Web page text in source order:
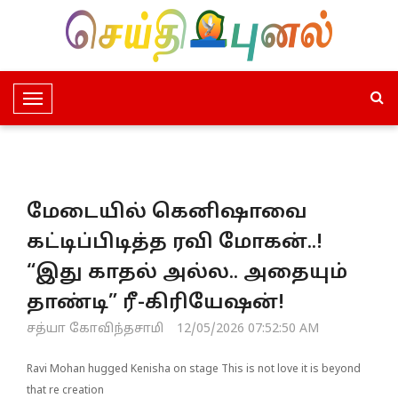
T
o
e
a
v
g
a
மேடையில் கெனிஷாவை
கட்டிப்பிடித்த ரவி மோகன்..!
“இது காதல் அல்ல.. அதையும்
தாண்டி” ரீ-கிரியேஷன்!
சத்யா கோவிந்தசாமி 12/05/2026 07:52:50 AM
Ravi Mohan hugged Kenisha on stage This is not love it is beyond
that re creation